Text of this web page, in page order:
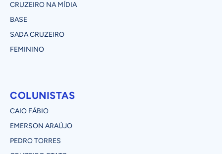
CRUZEIRO NA MÍDIA
BASE
SADA CRUZEIRO
FEMININO
COLUNISTAS
CAIO FÁBIO
EMERSON ARAÚJO
PEDRO TORRES